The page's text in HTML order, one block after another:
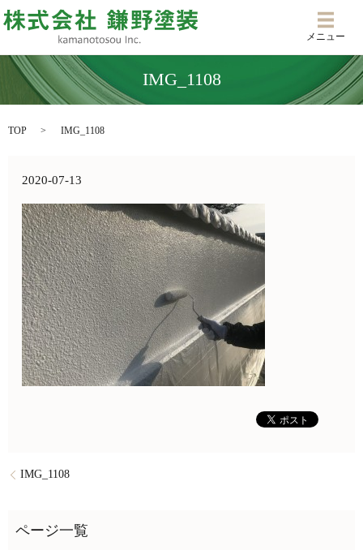
メニ
メニュー
IMG_1108
TOP IMG_1108
2020-07-13
IMG_1108